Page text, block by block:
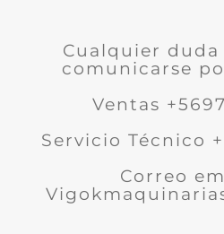
Cualquier
comunicarse
Ventas
Servicio Técnico
Correo